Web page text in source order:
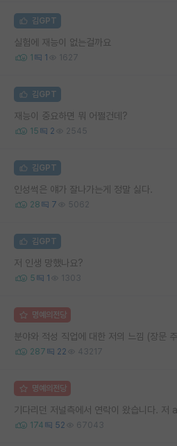
김GPT
실험에 재능이 없는걸까요
1 1 1627
김GPT
재능이 중요하면 뭐 어쩔건데?
15 2 2545
김GPT
인성썩은 얘가 잘나가는게 정말 싫다.
28 7 5062
김GPT
저 인생 망했나요?
5 1 1303
명예의전당
분야와 적성 직업에 대한 저의 느낌 (장문
287 22 43217
명예의전당
기다리던 저널측에서 연락이 왔습니다.
174 52 67043